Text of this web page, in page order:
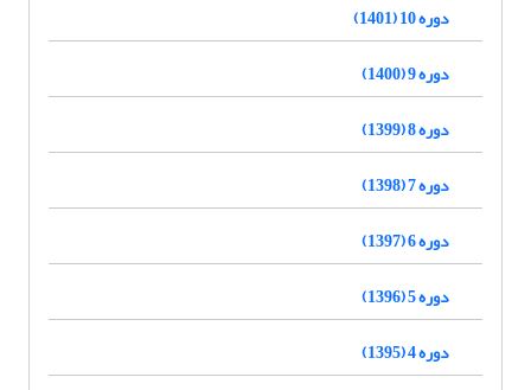
دوره 10 (1401)
دوره 9 (1400)
دوره 8 (1399)
دوره 7 (1398)
دوره 6 (1397)
دوره 5 (1396)
دوره 4 (1395)